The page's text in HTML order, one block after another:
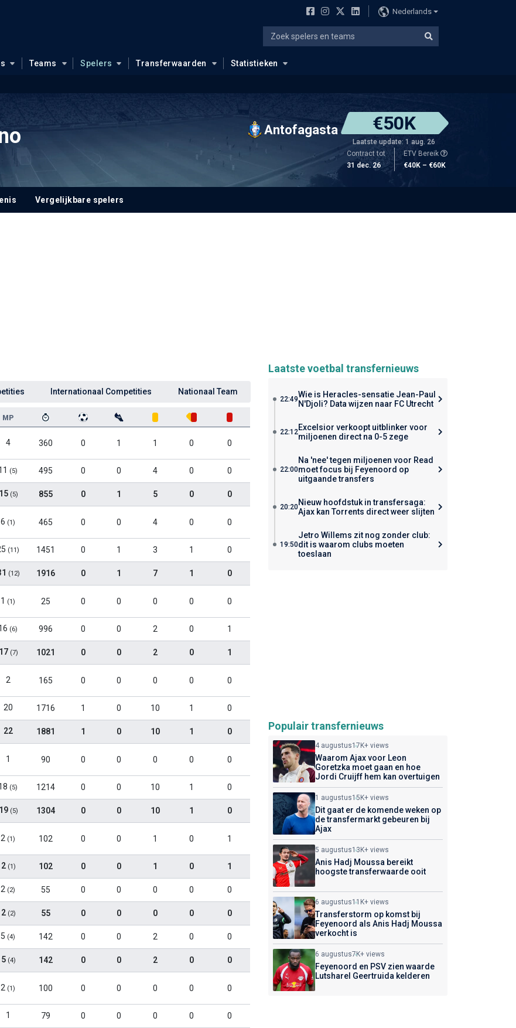
Nederlands
Teams Spelers Transferwaarden Statistieken
Antofagasta €50K
Laatste update: 1 aug. 26
Contract tot
31 dec. 26
ETV Bereik
€40K – €60K
Vergelijkbare spelers
Internationaal Competities Nationaal Team
MP
4 360 0 1 1 0 0
(5) 495 0 0 4 0 0
15 (5) 855 0 1 5 0 0
6 (1) 465 0 0 4 0 0
(11) 1451 0 1 3 1 0
(12) 1916 0 1 7 1 0
1 (1) 25 0 0 0 0 0
(6) 996 0 0 2 0 1
17 (7) 1021 0 0 2 0 1
2 165 0 0 0 0 0
20 1716 1 0 10 1 0
22 1881 1 0 10 1 0
1 90 0 0 0 0 0
(5) 1214 0 0 10 1 0
19 (5) 1304 0 0 10 1 0
2 (1) 102 0 0 1 0 1
2 (1) 102 0 0 1 0 1
2 (2) 55 0 0 0 0 0
2 (2) 55 0 0 0 0 0
5 (4) 142 0 0 2 0 0
5 (4) 142 0 0 2 0 0
2 (1) 100 0 0 0 0 0
1 79 0 0 0 0 0
Laatste voetbal transfernieuws
22:49Wie is Heracles-sensatie Jean-Paul
N'Djoli? Data wijzen naar FC Utrecht
22:12Excelsior verkoopt uitblinker voor
miljoenen direct na 0-5 zege
22:00
Na 'nee' tegen miljoenen voor Read
moet focus bij Feyenoord op
uitgaande transfers
20:20Nieuw hoofdstuk in transfersaga:
Ajax kan Torrents direct weer slijten
19:50
Jetro Willems zit nog zonder club:
dit is waarom clubs moeten
toeslaan
Populair transfernieuws
4 augustus17K+ views
Waarom Ajax voor Leon
Goretzka moet gaan en hoe
Jordi Cruijff hem kan overtuigen
1 augustus15K+ views
Dit gaat er de komende weken op
de transfermarkt gebeuren bij
Ajax
5 augustus13K+ views
Anis Hadj Moussa bereikt
hoogste transferwaarde ooit
6 augustus11K+ views
Transferstorm op komst bij
Feyenoord als Anis Hadj Moussa
verkocht is
6 augustus7K+ views
Feyenoord en PSV zien waarde
Lutsharel Geertruida kelderen